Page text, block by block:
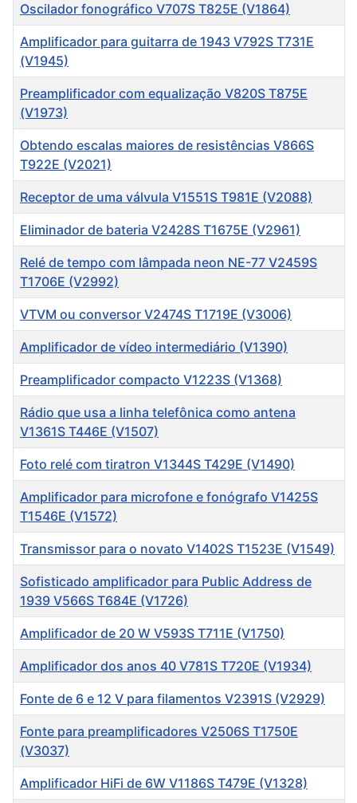
Oscilador fonográfico V707S T825E (V1864)
Amplificador para guitarra de 1943 V792S T731E
(V1945)
Preamplificador com equalização V820S T875E
(V1973)
Obtendo escalas maiores de resistências V866S
T922E (V2021)
Receptor de uma válvula V1551S T981E (V2088)
Eliminador de bateria V2428S T1675E (V2961)
Relé de tempo com lâmpada neon NE-77 V2459S
T1706E (V2992)
VTVM ou conversor V2474S T1719E (V3006)
Amplificador de vídeo intermediário (V1390)
Preamplificador compacto V1223S (V1368)
Rádio que usa a linha telefônica como antena
V1361S T446E (V1507)
Foto relé com tiratron V1344S T429E (V1490)
Amplificador para microfone e fonógrafo V1425S
T1546E (V1572)
Transmissor para o novato V1402S T1523E (V1549)
Sofisticado amplificador para Public Address de
1939 V566S T684E (V1726)
Amplificador de 20 W V593S T711E (V1750)
Amplificador dos anos 40 V781S T720E (V1934)
Fonte de 6 e 12 V para filamentos V2391S (V2929)
Fonte para preamplificadores V2506S T1750E
(V3037)
Amplificador HiFi de 6W V1186S T479E (V1328)